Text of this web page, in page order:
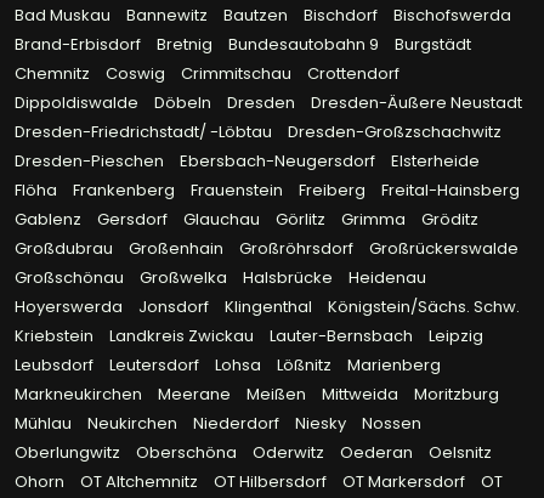
Bad Muskau
Bannewitz Bautzen Bischdorf
Bischofswerda
Brand-Erbisdorf
Bretnig Bundesautobahn 9
Burgstädt
Chemnitz
Coswig Crimmitschau
Crottendorf
Dippoldiswalde
Döbeln Dresden
Dresden-Äußere Neustadt
Dresden-Friedrichstadt/ -Löbtau
Dresden-Großzschachwitz
Dresden-Pieschen
Ebersbach-Neugersdorf
Elsterheide
Flöha
Frankenberg Frauenstein Freiberg
Freital-Hainsberg
Gablenz
Gersdorf Glauchau Görlitz Grimma
Gröditz
Großdubrau
Großenhain Großröhrsdorf
Großrückerswalde
Großschönau
Großwelka Halsbrücke
Heidenau
Hoyerswerda
Jonsdorf Klingenthal
Königstein/Sächs. Schw.
Kriebstein
Landkreis Zwickau Lauter-Bernsbach
Leipzig
Leubsdorf
Leutersdorf Lohsa Lößnitz
Marienberg
Markneukirchen
Meerane Meißen Mittweida
Moritzburg
Mühlau
Neukirchen Niederdorf Niesky
Nossen
Oberlungwitz
Oberschöna Oderwitz Oederan
Oelsnitz
Ohorn
OT Altchemnitz OT Hilbersdorf OT Markersdorf
OT